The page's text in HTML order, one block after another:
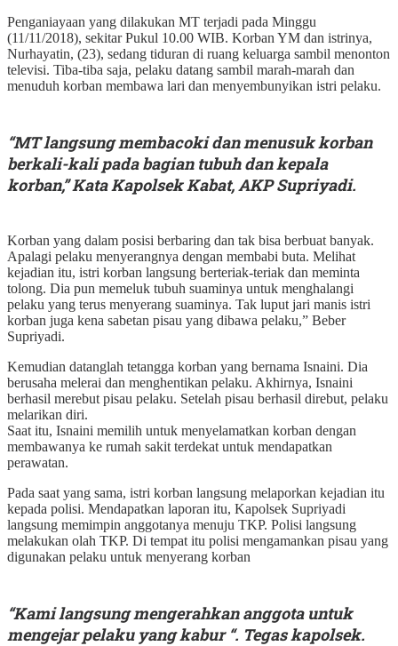
Penganiayaan yang dilakukan MT terjadi pada Minggu
(11/11/2018), sekitar Pukul 10.00 WIB. Korban YM dan istrinya,
Nurhayatin, (23), sedang tiduran di ruang keluarga sambil menonton
televisi. Tiba-tiba saja, pelaku datang sambil marah-marah dan
menuduh korban membawa lari dan menyembunyikan istri pelaku.
“MT langsung membacoki dan menusuk korban
berkali-kali pada bagian tubuh dan kepala
korban,” Kata Kapolsek Kabat, AKP Supriyadi.
Korban yang dalam posisi berbaring dan tak bisa berbuat banyak.
Apalagi pelaku menyerangnya dengan membabi buta. Melihat
kejadian itu, istri korban langsung berteriak-teriak dan meminta
tolong. Dia pun memeluk tubuh suaminya untuk menghalangi
pelaku yang terus menyerang suaminya. Tak luput jari manis istri
korban juga kena sabetan pisau yang dibawa pelaku,” Beber
Supriyadi.
Kemudian datanglah tetangga korban yang bernama Isnaini. Dia
berusaha melerai dan menghentikan pelaku. Akhirnya, Isnaini
berhasil merebut pisau pelaku. Setelah pisau berhasil direbut, pelaku
melarikan diri.
Saat itu, Isnaini memilih untuk menyelamatkan korban dengan
membawanya ke rumah sakit terdekat untuk mendapatkan
perawatan.
Pada saat yang sama, istri korban langsung melaporkan kejadian itu
kepada polisi. Mendapatkan laporan itu, Kapolsek Supriyadi
langsung memimpin anggotanya menuju TKP. Polisi langsung
melakukan olah TKP. Di tempat itu polisi mengamankan pisau yang
digunakan pelaku untuk menyerang korban
“Kami langsung mengerahkan anggota untuk
mengejar pelaku yang kabur “. Tegas kapolsek.